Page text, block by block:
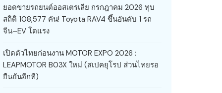
ยอดขายรถยนต์ออสเตรเลีย กรกฎาคม 2026 ทุบ
สถิติ 108,577 คัน! Toyota RAV4 ขึ้นอันดับ 1 รถ
จีน–EV โตแรง
เปิดตัวไทยก่อนงาน MOTOR EXPO 2026 :
LEAPMOTOR B03X ใหม่ (สเปคยุโรป ส่วนไทยรอ
ยืนยันอีกที)